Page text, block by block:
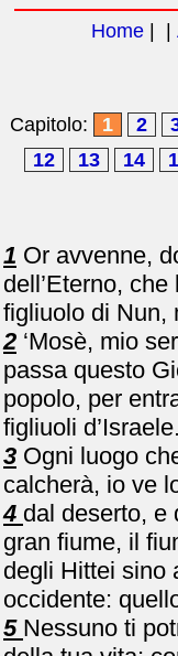
Home| |
Capitolo: 1 2
12
13 14
1 Or avvenne,
dell’Eterno,
figliuolo di Nun,
2 ‘Mosè, mio
passa questo
popolo, per
figliuoli d’Israele.
3 Ogni luogo
calcherà, io ve
4 dal deserto, e
gran fiume, il
degli Hittei sino
occidente:
5 Nessuno ti